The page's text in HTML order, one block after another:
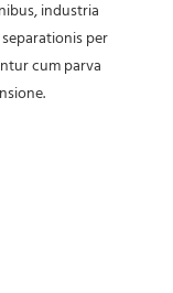
industria
per
cum parva